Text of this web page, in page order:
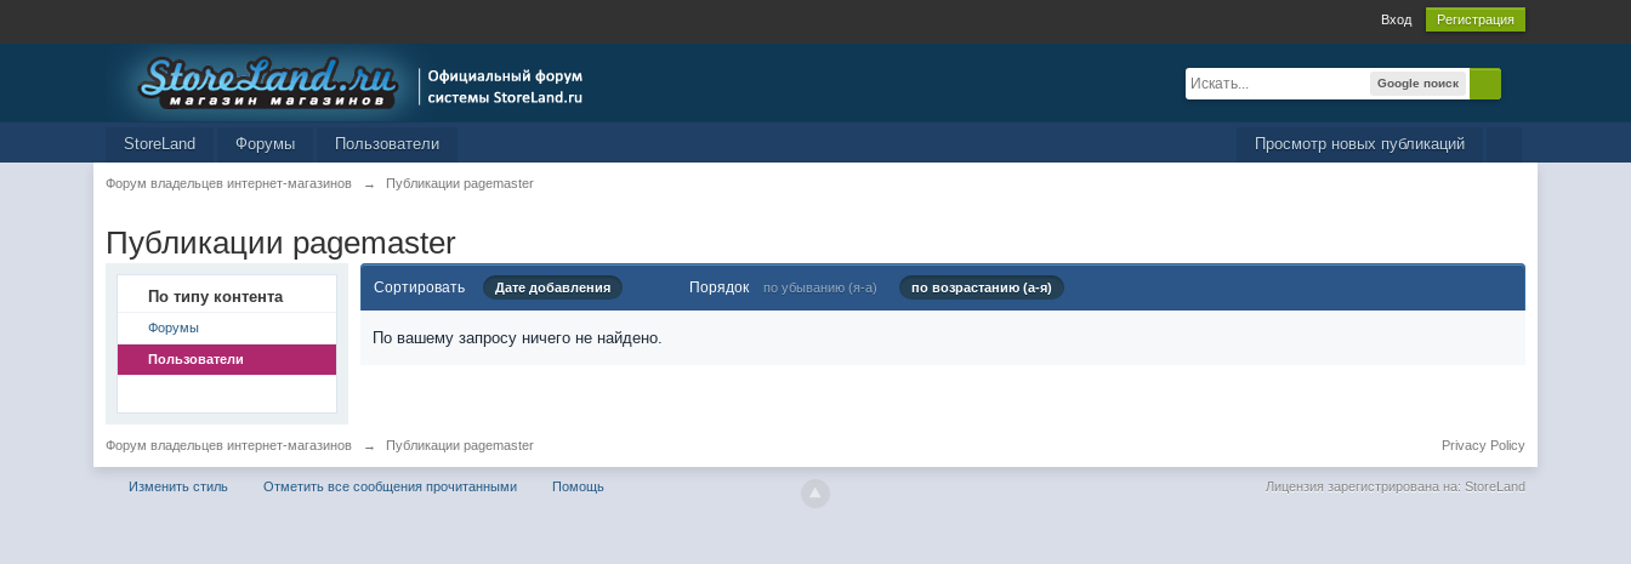
Вход Регистрация
Google поиск
Просмотр новых публикаций
StoreLand Форумы Пользователи
Форум владельцев интернет-магазинов → Публикации pagemaster
Публикации pagemaster
По типу контента
Форумы
Пользователи
Сортировать Дате добавления Порядок по убыванию (я-а) по возрастанию (а-я)
По вашему запросу ничего не найдено.
Форум владельцев интернет-магазинов → Публикации pagemaster Privacy Policy
Изменить стиль Отметить все сообщения прочитанными Помощь Лицензия зарегистрирована на: StoreLand